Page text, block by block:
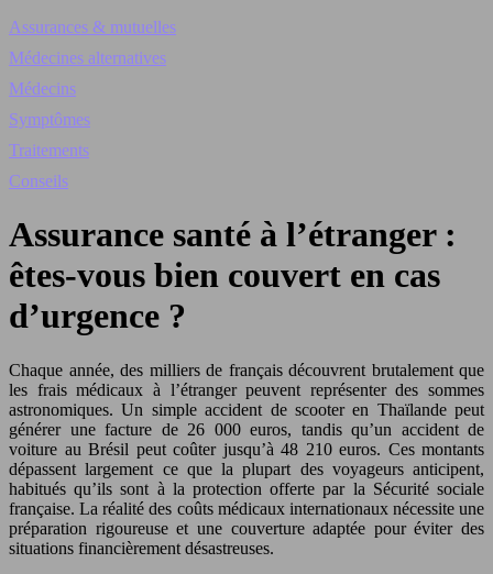
Assurances & mutuelles
Médecines alternatives
Médecins
Symptômes
Traitements
Conseils
Assurance santé à l’étranger :
êtes-vous bien couvert en cas
d’urgence ?
Chaque année, des milliers de français découvrent brutalement que
les frais médicaux à l’étranger peuvent représenter des sommes
astronomiques. Un simple accident de scooter en Thaïlande peut
générer une facture de 26 000 euros, tandis qu’un accident de
voiture au Brésil peut coûter jusqu’à 48 210 euros. Ces montants
dépassent largement ce que la plupart des voyageurs anticipent,
habitués qu’ils sont à la protection offerte par la Sécurité sociale
française. La réalité des coûts médicaux internationaux nécessite une
préparation rigoureuse et une couverture adaptée pour éviter des
situations financièrement désastreuses.